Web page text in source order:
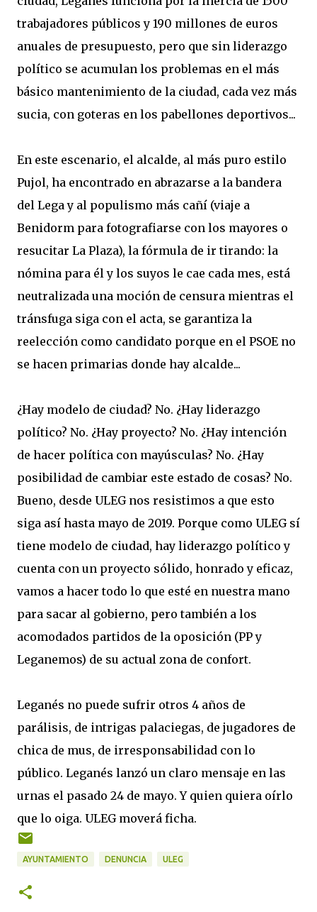
trabajadores públicos y 190 millones de euros
anuales de presupuesto, pero que sin liderazgo
político se acumulan los problemas en el más
básico mantenimiento de la ciudad, cada vez más
sucia, con goteras en los pabellones deportivos...
En este escenario, el alcalde, al más puro estilo
Pujol, ha encontrado en abrazarse a la bandera
del Lega y al populismo más cañí (viaje a
Benidorm para fotografiarse con los mayores o
resucitar La Plaza), la fórmula de ir tirando: la
nómina para él y los suyos le cae cada mes, está
neutralizada una moción de censura mientras el
tránsfuga siga con el acta, se garantiza la
reelección como candidato porque en el PSOE no
se hacen primarias donde hay alcalde...
¿Hay modelo de ciudad? No. ¿Hay liderazgo
político? No. ¿Hay proyecto? No. ¿Hay intención
de hacer política con mayúsculas? No. ¿Hay
posibilidad de cambiar este estado de cosas? No.
Bueno, desde ULEG nos resistimos a que esto
siga así hasta mayo de 2019. Porque como ULEG sí
tiene modelo de ciudad, hay liderazgo político y
cuenta con un proyecto sólido, honrado y eficaz,
vamos a hacer todo lo que esté en nuestra mano
para sacar al gobierno, pero también a los
acomodados partidos de la oposición (PP y
Leganemos) de su actual zona de confort.
Leganés no puede sufrir otros 4 años de
parálisis, de intrigas palaciegas, de jugadores de
chica de mus, de irresponsabilidad con lo
público. Leganés lanzó un claro mensaje en las
urnas el pasado 24 de mayo. Y quien quiera oírlo
que lo oiga. ULEG moverá ficha.
AYUNTAMIENTO DENUNCIA ULEG